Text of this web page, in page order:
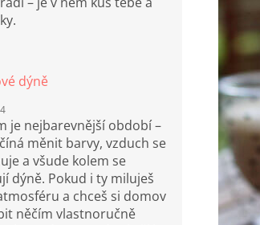
dýně
je nejbarevnější období –
měnit barvy, vzduch se
a všude kolem se
dýně. Pokud i ty miluješ
a chceš si domov
něčím vlastnoručně